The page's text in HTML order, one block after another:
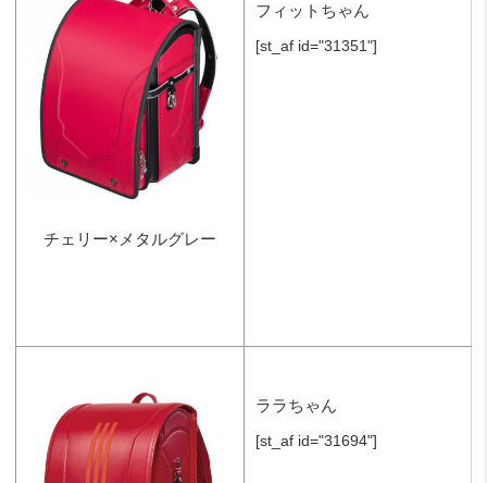
チェリー×メタルグレー
フィットちゃん
[st_af id="31351"]
ララちゃん
[st_af id="31694"]